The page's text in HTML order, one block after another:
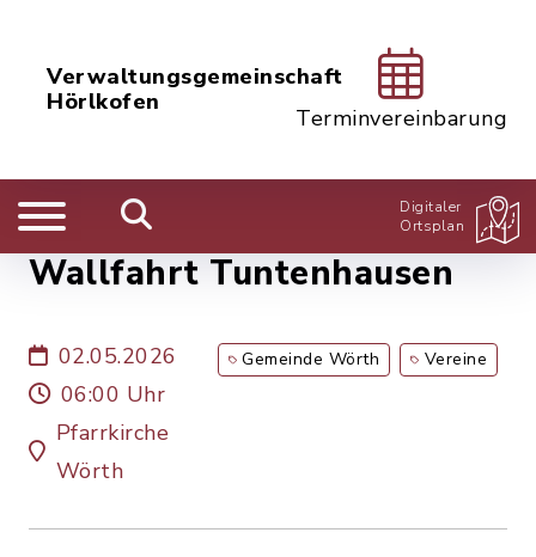
Verwaltungsgemeinschaft
Hörlkofen
Terminvereinbarung
Digitaler
Ortsplan
Wallfahrt Tuntenhausen
02.05.2026
06:00 Uhr
Pfarrkirche
Wörth
Gemeinde Wörth Vereine